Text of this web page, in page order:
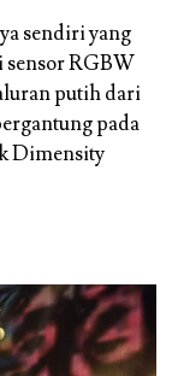
sendiri yang
sensor RGBW
putih dari
pada
Dimensity